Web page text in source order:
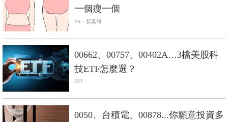
一個瘦一個
PR・新素簡
00662、00757、00402A…3檔美股科
技ETF怎麼選？
ETF
0050、台積電、00878...你願意投資多